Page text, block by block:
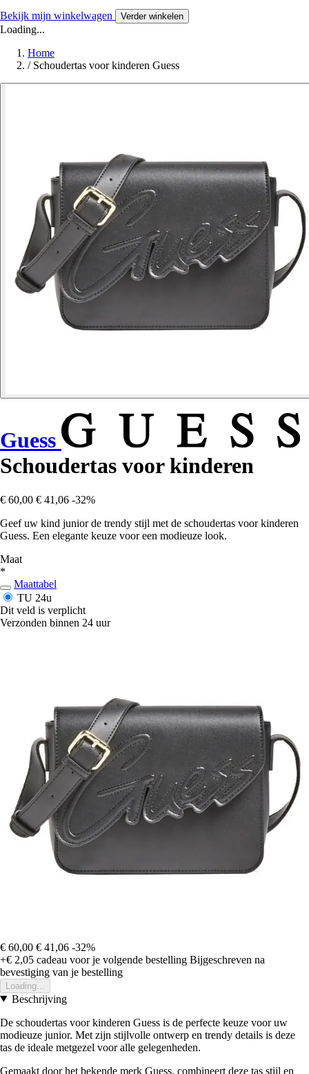
Bekijk mijn winkelwagen Verder winkelen
Loading...
Home
/ Schoudertas voor kinderen Guess
Guess
Schoudertas voor kinderen
€ 60,00 € 41,06 -32%
Geef uw kind junior de trendy stijl met de schoudertas voor kinderen
Guess. Een elegante keuze voor een modieuze look.
Maat
*
Maattabel
TU 24u
Dit veld is verplicht
Verzonden binnen 24 uur
€ 60,00 € 41,06 -32%
+€ 2,05 cadeau voor je volgende bestelling Bijgeschreven na
bevestiging van je bestelling
Loading...
Beschrijving
De schoudertas voor kinderen Guess is de perfecte keuze voor uw
modieuze junior. Met zijn stijlvolle ontwerp en trendy details is deze
tas de ideale metgezel voor alle gelegenheden.
Gemaakt door het bekende merk Guess, combineert deze tas stijl en